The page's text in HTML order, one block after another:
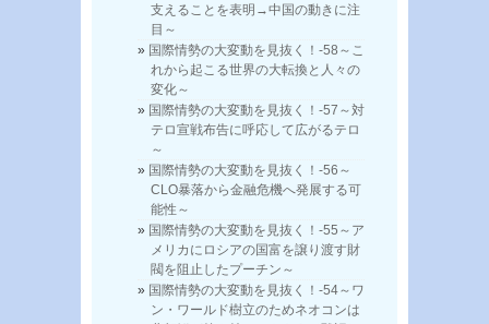
支えることを表明→中国の動きに注
目～
国際情勢の大変動を見抜く！-58～こ
れから起こる世界の大転換と人々の
変化～
国際情勢の大変動を見抜く！-57～対
テロ宣戦布告に呼応して広がるテロ
～
国際情勢の大変動を見抜く！-56～
CLO暴落から金融危機へ発展する可
能性～
国際情勢の大変動を見抜く！-55～ア
メリカにロシアの国富を譲り渡す財
閥を阻止したプーチン～
国際情勢の大変動を見抜く！-54～ワ
ン・ワールド樹立のためネオコンは